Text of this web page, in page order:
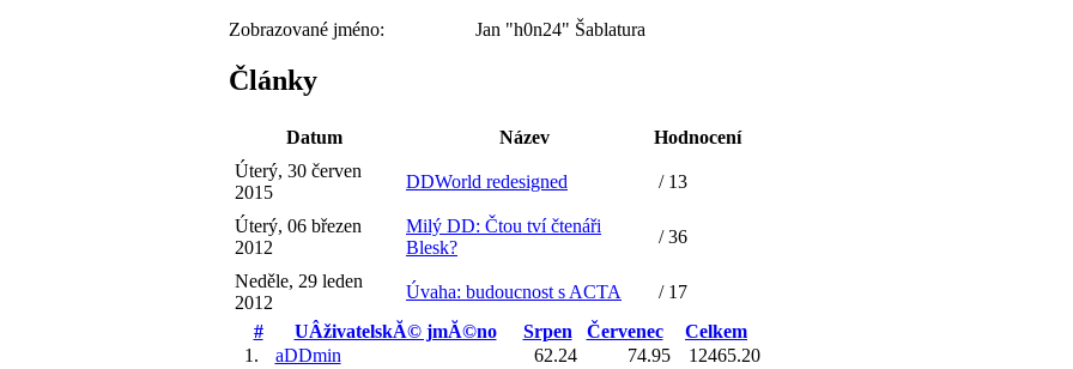
Zobrazované jméno: Jan "h0n24" Šablatura
Články
Datum Název
Hodnocení
Úterý, 30 červen
2015
DDWorld redesigned / 13
Úterý, 06 březen
2012
Milý DD: Čtou tví čtenáři
Blesk?
/ 36
Neděle, 29 leden
2012
Úvaha: budoucnost s ACTA
/ 17
#
UÂživatelskĂ© jmĂ©no Srpen Červenec
Celkem
1.
aDDmin 62.24 74.95 12465.20